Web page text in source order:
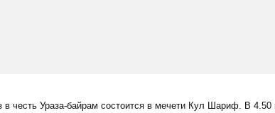
в честь Ураза-байрам состоится в мечети Кул Шариф. В